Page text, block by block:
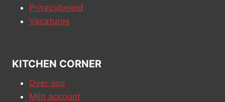
Privacybeleid
Vacatures
KITCHEN CORNER
Over ons
Mijn account